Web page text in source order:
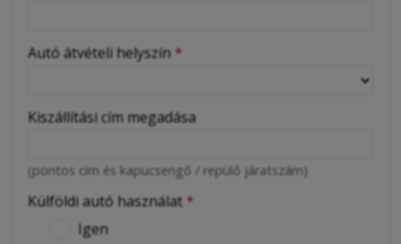
Autó átvételi helyszín *
Kiszállítási cím megadása
(pontos cím és kapucsengő / repülő járatszám)
Külföldi autó használat *
Igen